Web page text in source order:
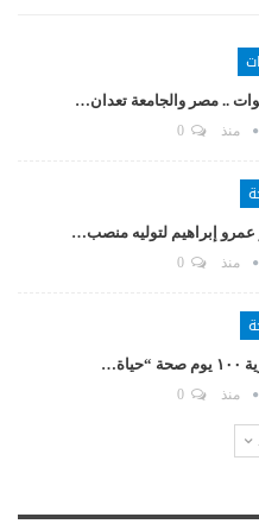
منذ
عمرو إبراهيم لتوليه منصب…
منذ
منذ